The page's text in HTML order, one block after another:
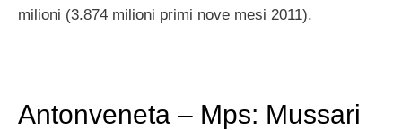
milioni (3.874 milioni primi nove mesi 2011).
Antonveneta – Mps: Mussari